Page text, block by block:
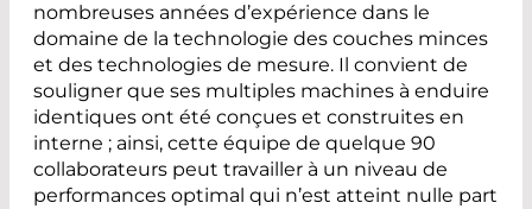
nombreuses années d’expérience dans le
domaine de la technologie des couches minces
et des technologies de mesure. Il convient de
souligner que ses multiples machines à enduire
identiques ont été conçues et construites en
interne ; ainsi, cette équipe de quelque 90
collaborateurs peut travailler à un niveau de
performances optimal qui n’est atteint nulle part